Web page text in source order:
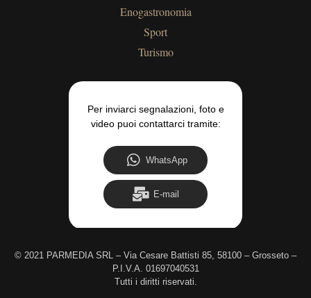
Enogastronomia
Sport
Turismo
Per inviarci segnalazioni, foto e
video puoi contattarci tramite:
WhatsApp
E-mail
© 2021 PARMEDIA SRL – Via Cesare Battisti 85, 58100 – Grosseto –
P.I.V.A. 01697040531
Tutti i diritti riservati.